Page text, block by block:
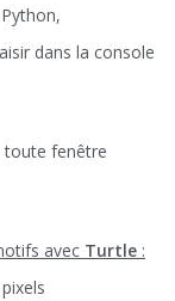
dans la console
toute fenêtre
avec Turtle :